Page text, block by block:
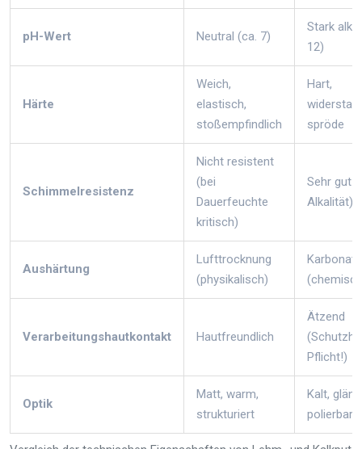
pH-Wert Neutral (ca. 7)
Stark
12)
Härte
Weich,
elastisch,
stoßempfindlich
Hart,
spröde
Schimmelresistenz
Nicht resistent
(bei
Dauerfeuchte
kritisch)
Sehr gut
Alkalität)
Aushärtung
Lufttrocknung
(physikalisch)
Verarbeitungshautkontakt Hautfreundlich
Ätzend
Pflicht!)
Optik
Matt, warm,
strukturiert
Kalt,
polierbar